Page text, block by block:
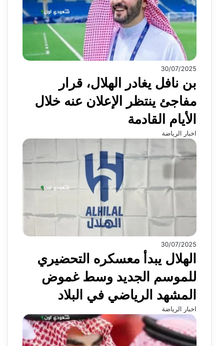
30/07/2025
بن نافل يغادر الهلال، قرار
مفاجئ ينتظر الإعلان عنه خلال
الأيام القادمة
اخبار الرياضة
30/07/2025
الهلال يبدأ معسكره التحضيري
للموسم الجديد وسط غموض
المشهد الرياضي في البلاد
اخبار الرياضة